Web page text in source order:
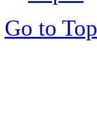
Go to Top